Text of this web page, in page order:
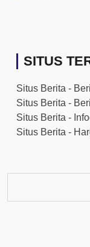
SITUS
Situs Berita -
Situs Berita -
Situs Berita -
Situs Berita -